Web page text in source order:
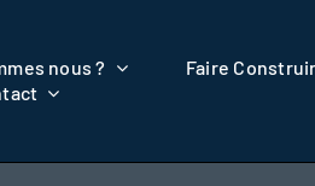
nous ? Faire